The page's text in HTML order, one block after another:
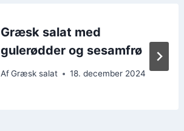
Græsk salat med
gulerødder og sesamfrø
Af Græsk salat 18. december 2024